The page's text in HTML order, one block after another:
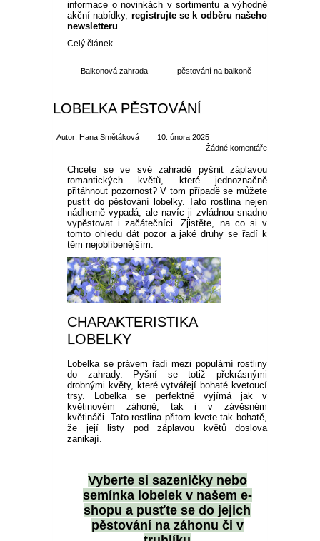
informace o novinkách v sortimentu a výhodné
akční nabídky, registrujte se k odběru našeho
newsletteru
Celý článek...
Balkonová zahrada pěstování na balkoně
LOBELKA PĚSTOVÁNÍ
Autor: Hana Smětáková
10. února 2025
Žádné komentáře
Chcete se ve své zahradě pyšnit záplavou
romantických květů, které jednoznačně
přitáhnout pozornost? V tom případě se můžete
pustit do pěstování lobelky. Tato rostlina nejen
nádherně vypadá, ale navíc ji zvládnou snadno
vypěstovat i začátečníci. Zjistěte, na co si v
tomto ohledu dát pozor a jaké druhy se řadí k
těm nejoblíbenějším.
CHARAKTERISTIKA
LOBELKY
Lobelka se právem řadí mezi populární rostliny
do zahrady. Pyšní se totiž překrásnými
drobnými květy, které vytvářejí bohaté kvetoucí
trsy. Lobelka se perfektně vyjímá jak v
květinovém záhoně, tak i v závěsném
květináči. Tato rostlina přitom kvete tak bohatě,
že její listy pod záplavou květů doslova
zanikají.
Vyberte si sazeničky nebo
semínka lobelekv našem e-
shopu a pusťte se do jejich
pěstování na záhonu či v